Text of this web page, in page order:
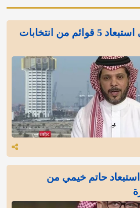
العميري يعلق على استبعاد 5 قوائم من انتخابات
حاتم خيمي من